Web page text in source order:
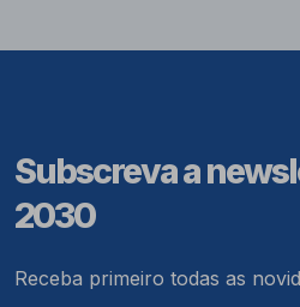
Subscreva a
2030
Receba primeiro todas as